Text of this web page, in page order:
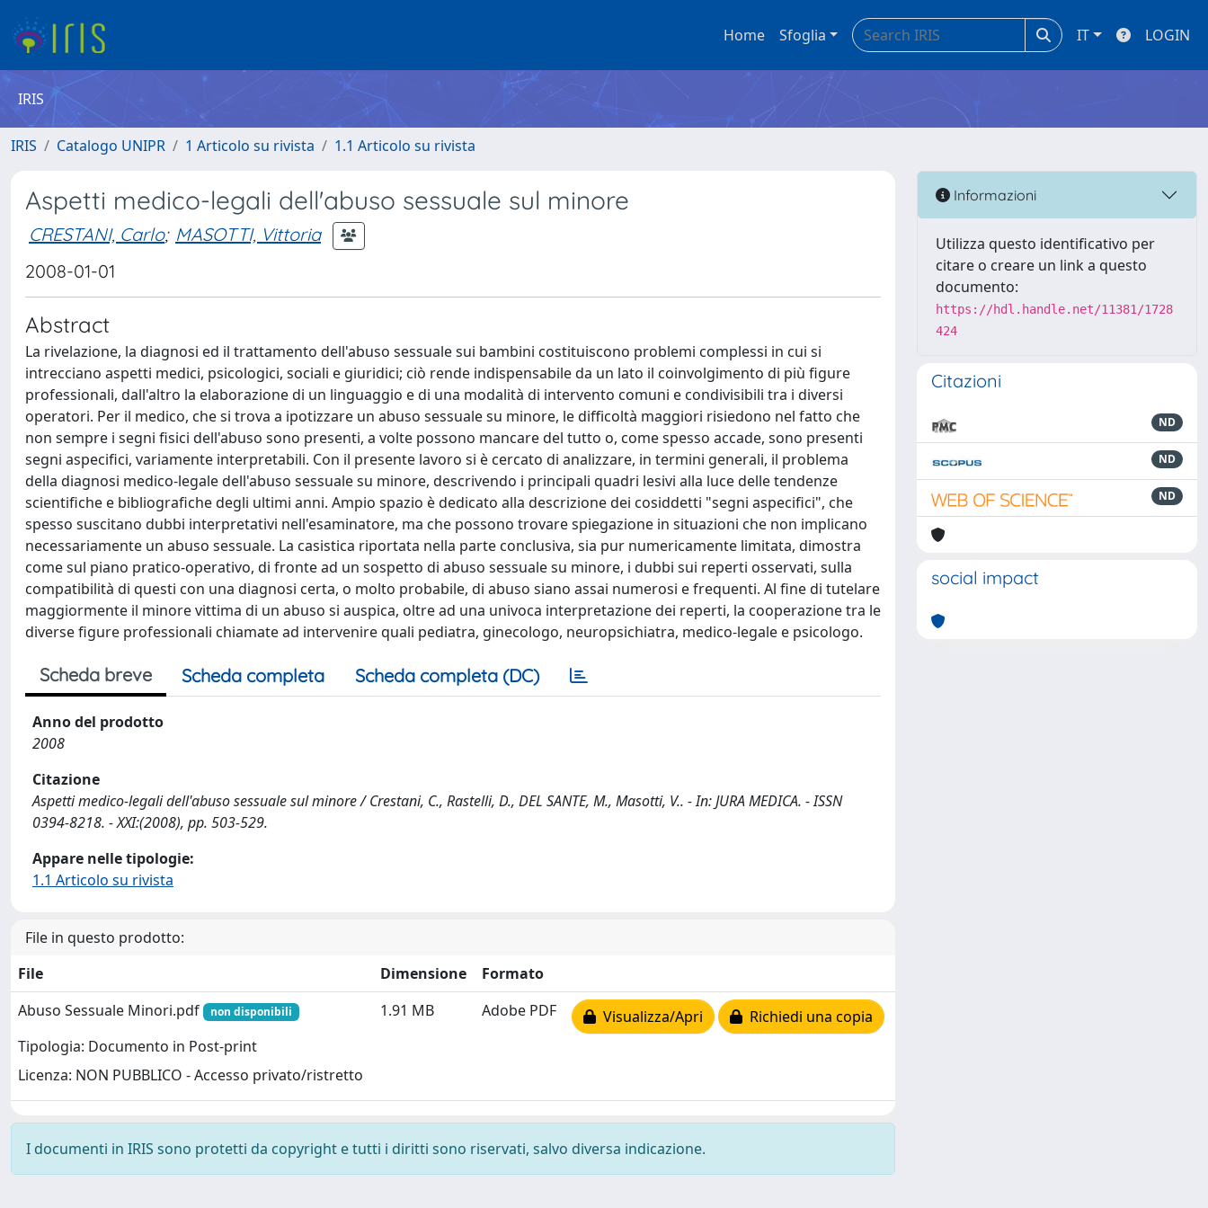
Home Sfoglia IT LOGIN
IRIS
IRIS Catalogo UNIPR 1 Articolo su rivista 1.1 Articolo su rivista
Aspetti medico-legali dell'abuso sessuale sul minore
CRESTANI, Carlo; MASOTTI, Vittoria
2008-01-01
Abstract
La rivelazione, la diagnosi ed il trattamento dell'abuso sessuale sui bambini costituiscono problemi complessi in cui si
intrecciano aspetti medici, psicologici, sociali e giuridici; ciò rende indispensabile da un lato il coinvolgimento di più figure
professionali, dall'altro la elaborazione di un linguaggio e di una modalità di intervento comuni e condivisibili tra i diversi
operatori. Per il medico, che si trova a ipotizzare un abuso sessuale su minore, le difficoltà maggiori risiedono nel fatto che
non sempre i segni fisici dell'abuso sono presenti, a volte possono mancare del tutto o, come spesso accade, sono presenti
segni aspecifici, variamente interpretabili. Con il presente lavoro si è cercato di analizzare, in termini generali, il problema
della diagnosi medico-legale dell'abuso sessuale su minore, descrivendo i principali quadri lesivi alla luce delle tendenze
scientifiche e bibliografiche degli ultimi anni. Ampio spazio è dedicato alla descrizione dei cosiddetti "segni aspecifici", che
spesso suscitano dubbi interpretativi nell'esaminatore, ma che possono trovare spiegazione in situazioni che non implicano
necessariamente un abuso sessuale. La casistica riportata nella parte conclusiva, sia pur numericamente limitata, dimostra
come sul piano pratico-operativo, di fronte ad un sospetto di abuso sessuale su minore, i dubbi sui reperti osservati, sulla
compatibilità di questi con una diagnosi certa, o molto probabile, di abuso siano assai numerosi e frequenti. Al fine di tutelare
maggiormente il minore vittima di un abuso si auspica, oltre ad una univoca interpretazione dei reperti, la cooperazione tra le
diverse figure professionali chiamate ad intervenire quali pediatra, ginecologo, neuropsichiatra, medico-legale e psicologo.
Scheda breve Scheda completa Scheda completa (DC)
Anno del prodotto
2008
Citazione
Aspetti medico-legali dell'abuso sessuale sul minore / Crestani, C., Rastelli, D., DEL SANTE, M., Masotti, V.. - In: JURA MEDICA. - ISSN
0394-8218. - XXI:(2008), pp. 503-529.
Appare nelle tipologie:
1.1 Articolo su rivista
File in questo prodotto:
File
Dimensione
Formato
Abuso Sessuale Minori.pdf
non disponibili
Tipologia: Documento in Post-print
Licenza: NON PUBBLICO - Accesso privato/ristretto
1.91 MB Adobe PDF Visualizza/Apri Richiedi una copia
I documenti in IRIS sono protetti da copyright e tutti i diritti sono riservati, salvo diversa indicazione.
Informazioni
Utilizza questo identificativo per
citare o creare un link a questo
documento:
https://hdl.handle.net/11381/1728
424
Citazioni
ND
ND
ND
social impact